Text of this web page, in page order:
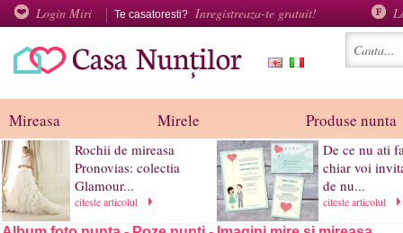
Login Miri Te casatoresti? Inregistreaza-te gratuit!
Mireasa Mirele Produse nunta
Rochii de mireasa
Pronovias: colectia
Glamour...
citeste articolul
De ce nu ati
chiar voi
de nu...
citeste articolul